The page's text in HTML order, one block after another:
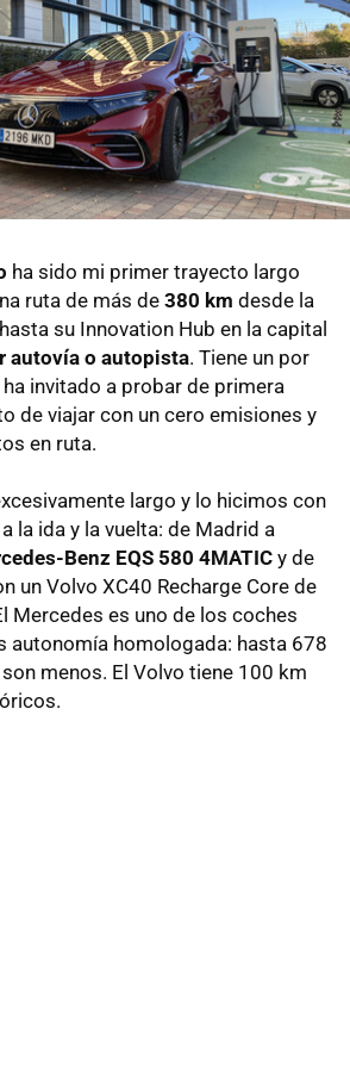
ha sido mi primer trayecto largo
ruta de más de 380 km desde la
su Innovation Hub en la capital
autovía o autopista. Tiene un por
invitado a probar de primera
de viajar con un cero emisiones y
en ruta.
largo y lo hicimos con
la ida y la vuelta: de Madrid a
Benz EQS 580 4MATIC y de
un Volvo XC40 Recharge Core de
Mercedes es uno de los coches
autonomía homologada: hasta 678
menos. El Volvo tiene 100 km